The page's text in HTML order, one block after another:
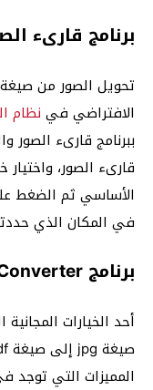
برنامج قارىء
الافتراضي في نظام
ببرنامج قارىء
في المكان الذي
برنامج Free jpg to pdf Converter
أحد الخيارات
المميزات التي توجد